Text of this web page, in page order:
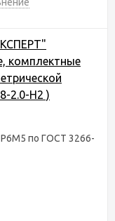
комплектные
2.0-H2 )
по ГОСТ 3266-